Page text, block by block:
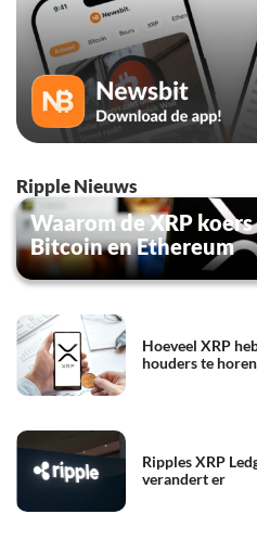
Ripple Nieuws
Waarom de XRP
Bitcoin en Ethereum
Hoeveel XRP
houders te
Ripples XRP
verandert er